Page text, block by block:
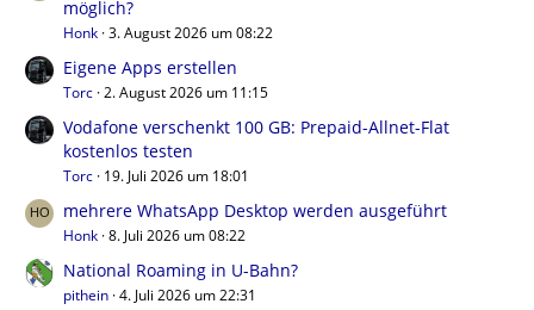
möglich?
Honk 3. August 2026 um 08:22
Eigene Apps erstellen
Torc 2. August 2026 um 11:15
Vodafone verschenkt 100 GB: Prepaid-Allnet-Flat
kostenlos testen
Torc 19. Juli 2026 um 18:01
mehrere WhatsApp Desktop werden ausgeführt
Honk 8. Juli 2026 um 08:22
National Roaming in U-Bahn?
pithein 4. Juli 2026 um 22:31